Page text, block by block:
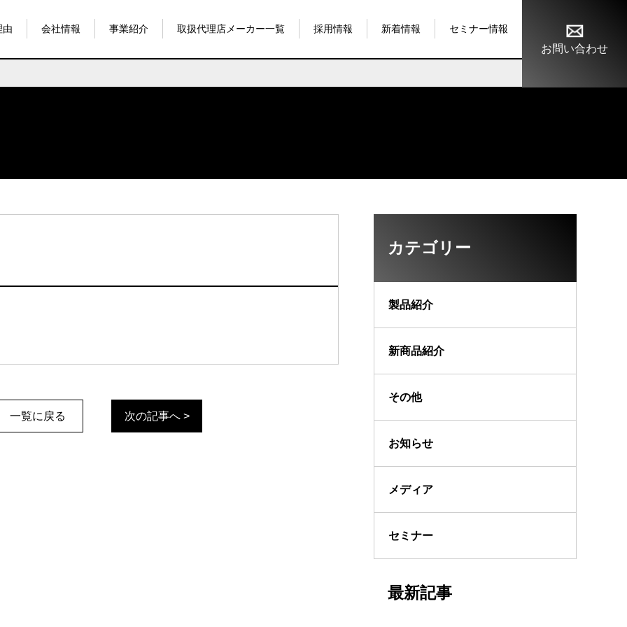
由 会社情報 事業紹介 取扱代理店メーカー一覧 採用情報 新着情報 セミナー情報
お問い合わせ
一覧に戻る 次の記事へ >
カテゴリー
製品紹介
新商品紹介
その他
お知らせ
メディア
セミナー
最新記事